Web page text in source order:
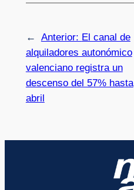
← Anterior: El canal de
alquiladores autonómico
valenciano registra un
descenso del 57% hasta
abril